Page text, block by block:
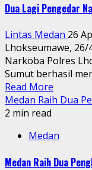
Dua Lagi Pengedar
Lintas Medan 26
Lhokseumawe,
Narkoba Polres
Sumut berhasil
Read More
Medan Raih Dua
2 min read
Medan
Medan Raih Dua